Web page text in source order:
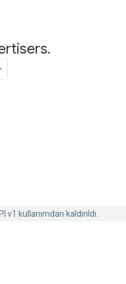
.
kullanımdan kaldırıldı.